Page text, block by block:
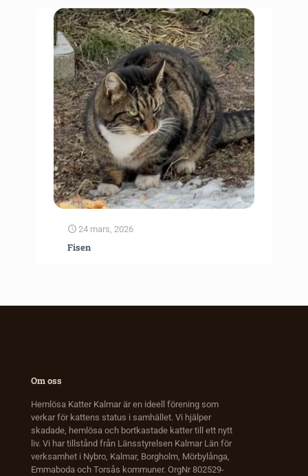
24 mars, 2026
Fisen
Om oss
Hemlösa Katter Kalmar är en ideell förening som
verkar för kattens status i samhället. Vi hjälper
skadade, hemlösa och bortkastade katter till ett nytt
liv. Vi har tillstånd från Länsstyrelsen Kalmar Län för
verksamhet i Nybro, Kalmar, Borgholm, Mörbylånga,
Emmaboda och Torsås kommuner. OrgNr 802529-